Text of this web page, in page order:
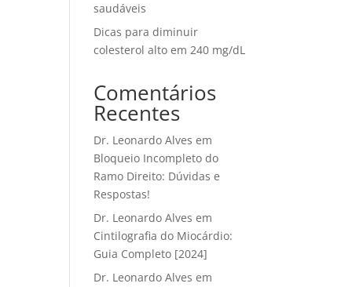
saudáveis
Dicas para diminuir
colesterol alto em 240 mg/dL
Comentários
Recentes
Dr. Leonardo Alves em
Bloqueio Incompleto do
Ramo Direito: Dúvidas e
Respostas!
Dr. Leonardo Alves em
Cintilografia do Miocárdio:
Guia Completo [2024]
Dr. Leonardo Alves em